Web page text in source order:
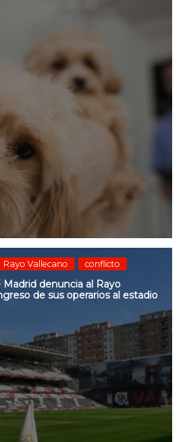
Rayo Vallecano conflicto
denuncia al Rayo
de sus operarios al estadio